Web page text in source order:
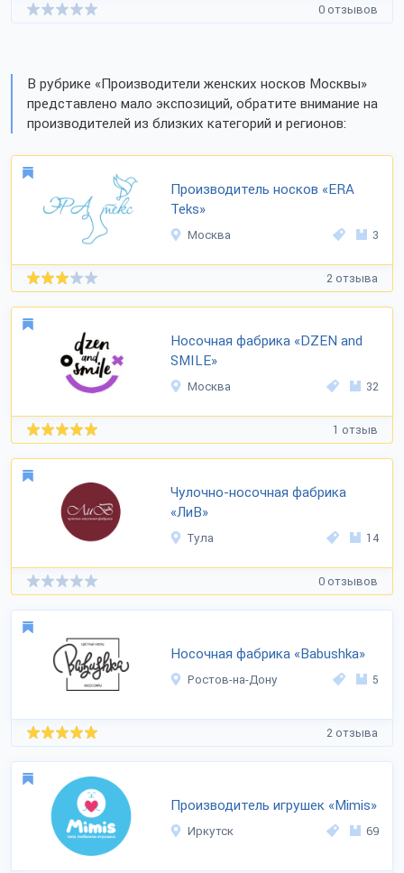
0 отзывов
В рубрике «Производители женских носков Москвы»
представлено мало экспозиций, обратите внимание на
производителей из близких категорий и регионов:
Производитель носков «ERA
Teks»
Москва 3
2 отзыва
Носочная фабрика «DZEN and
SMILE»
Москва 32
1 отзыв
Чулочно-носочная фабрика
«ЛиВ»
Тула 14
0 отзывов
Носочная фабрика «Babushka»
Ростов-на-Дону 5
2 отзыва
Производитель игрушек «Mimis»
Иркутск 69